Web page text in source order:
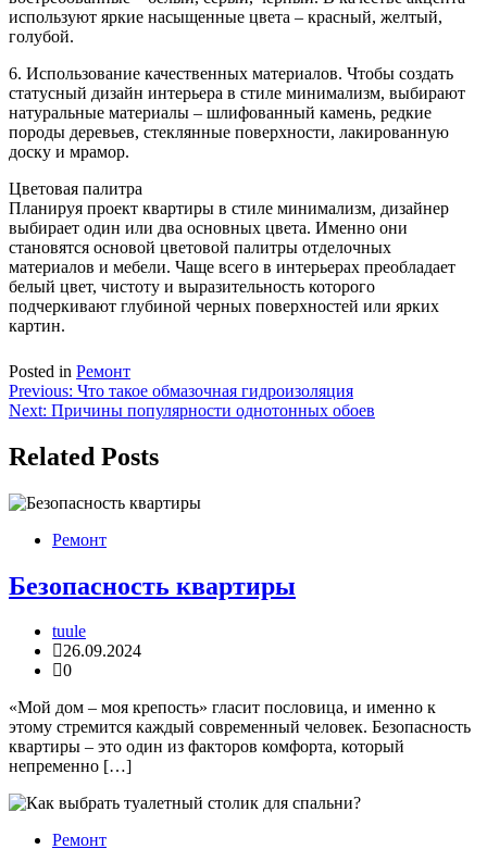
используют яркие насыщенные цвета – красный, желтый,
голубой.
6. Использование качественных материалов. Чтобы создать
статусный дизайн интерьера в стиле минимализм, выбирают
натуральные материалы – шлифованный камень, редкие
породы деревьев, стеклянные поверхности, лакированную
доску и мрамор.
Цветовая палитра
Планируя проект квартиры в стиле минимализм, дизайнер
выбирает один или два основных цвета. Именно они
становятся основой цветовой палитры отделочных
материалов и мебели. Чаще всего в интерьерах преобладает
белый цвет, чистоту и выразительность которого
подчеркивают глубиной черных поверхностей или ярких
картин.
Posted in Ремонт
Навигация
по
записям
Previous: Что такое обмазочная гидроизоляция
Next: Причины популярности однотонных обоев
Related Posts
Ремонт
Безопасность квартиры
tuule
26.09.2024
0
«Мой дом – моя крепость» гласит пословица, и именно к
этому стремится каждый современный человек. Безопасность
квартиры – это один из факторов комфорта, который
непременно […]
Ремонт